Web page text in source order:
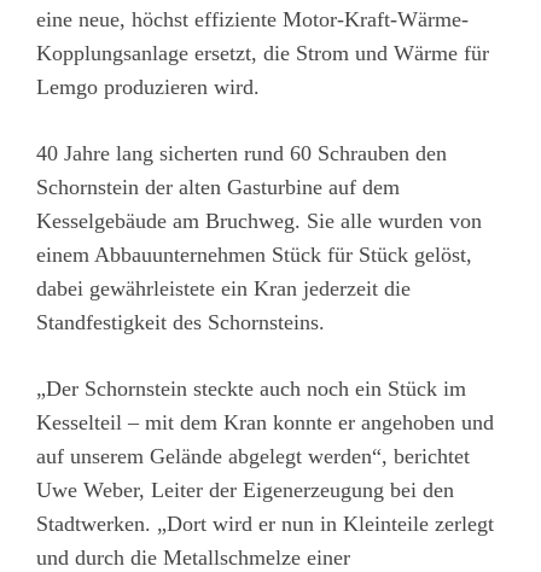
eine neue, höchst effiziente Motor-Kraft-Wärme-
Kopplungsanlage ersetzt, die Strom und Wärme für
Lemgo produzieren wird.
40 Jahre lang sicherten rund 60 Schrauben den
Schornstein der alten Gasturbine auf dem
Kesselgebäude am Bruchweg. Sie alle wurden von
einem Abbauunternehmen Stück für Stück gelöst,
dabei gewährleistete ein Kran jederzeit die
Standfestigkeit des Schornsteins.
„Der Schornstein steckte auch noch ein Stück im
Kesselteil – mit dem Kran konnte er angehoben und
auf unserem Gelände abgelegt werden“, berichtet
Uwe Weber, Leiter der Eigenerzeugung bei den
Stadtwerken. „Dort wird er nun in Kleinteile zerlegt
und durch die Metallschmelze einer